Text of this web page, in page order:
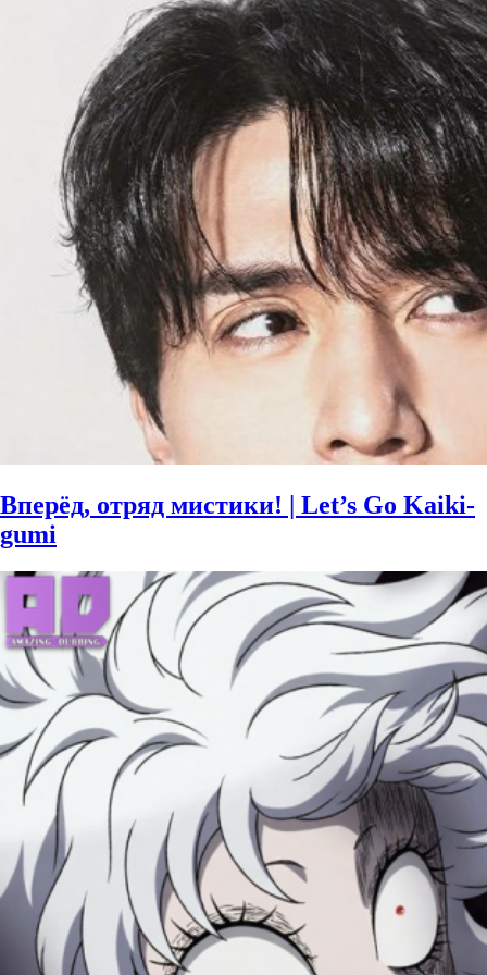
Вперёд, отряд мистики! | Let’s Go Kaiki-
gumi